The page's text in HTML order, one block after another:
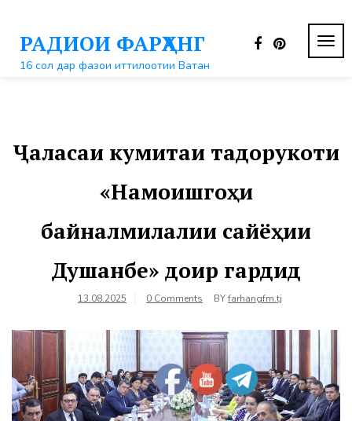
контентуРАДИОИ ФАРҲАНГ
16 сол дар фазои иттилоотии Ватан
Ҷаласаи кумитаи тадорукоти
«Намоишгоҳи
байналмилалии сайёҳии
Душанбе» доир гардид
13.08.2025 0 Comments BYfarhangfm.tj